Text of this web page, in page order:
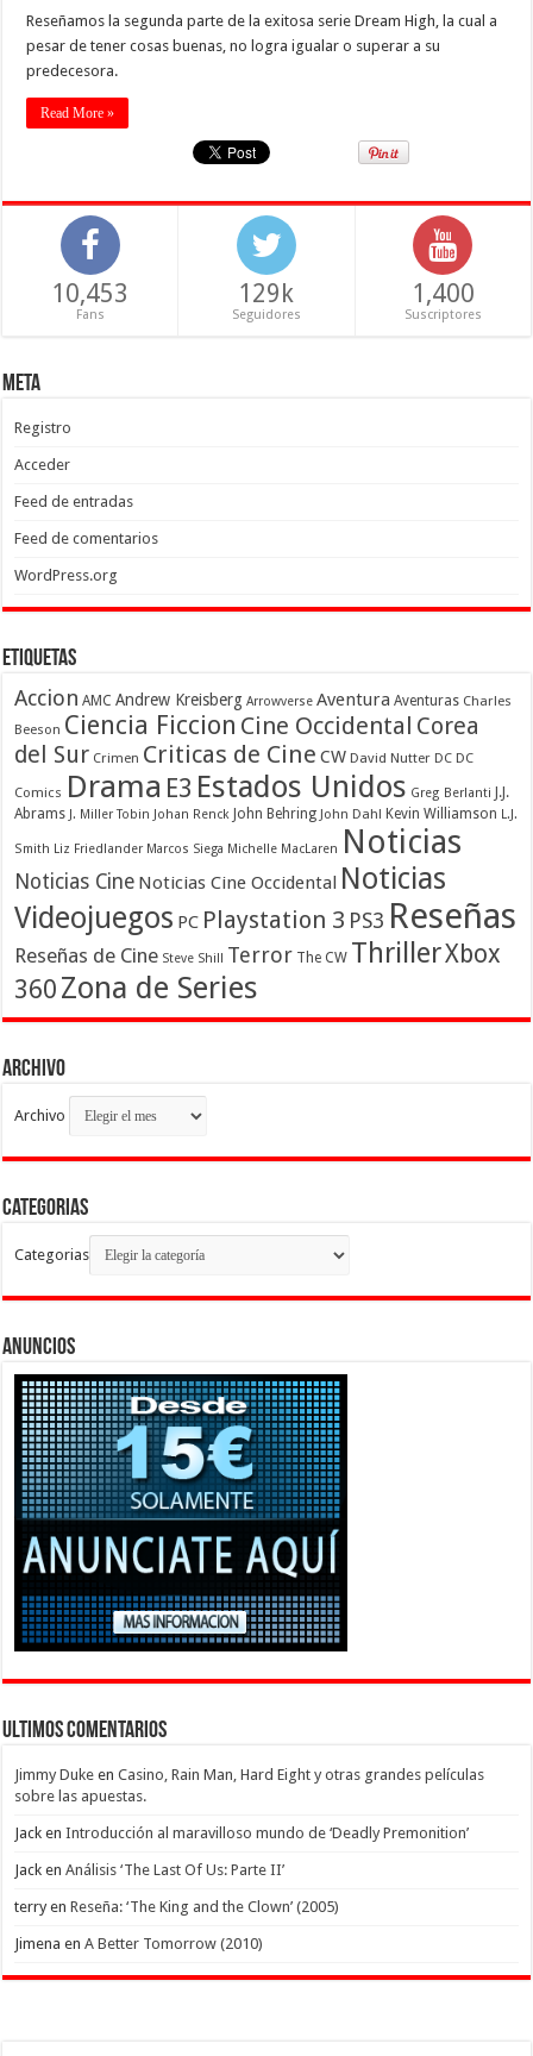
Reseñamos la segunda parte de la exitosa serie Dream High, la cual a
pesar de tener cosas buenas, no logra igualar o superar a su
predecesora.
Read More »
10,453
Fans
129k
Seguidores
1,400
Suscriptores
Meta
Registro
Acceder
Feed de entradas
Feed de comentarios
WordPress.org
Etiquetas
Accion AMC Andrew Kreisberg Arrowverse Aventura Aventuras Charles
Beeson Ciencia Ficcion Cine Occidental Corea
del Sur Crimen Criticas de Cine CW David Nutter DC DC
Comics Drama E3 Estados Unidos Greg Berlanti J.J.
Abrams J. Miller Tobin Johan Renck John Behring John Dahl Kevin Williamson L.J.
Smith Liz Friedlander Marcos Siega Michelle MacLaren Noticias
Noticias Cine Noticias Cine Occidental Noticias
Videojuegos PC Playstation 3 PS3 Reseñas
Reseñas de Cine Steve Shill Terror The CW ThrillerXbox
360 Zona de Series
Archivo
Archivo
Categorias
Categorias
Anuncios
Ultimos Comentarios
Jimmy Duke enCasino, Rain Man, Hard Eight y otras grandes películas
sobre las apuestas.
Jack enIntroducción al maravilloso mundo de ‘Deadly Premonition’
Jack enAnálisis ‘The Last Of Us: Parte II’
terryenReseña: ‘The King and the Clown’ (2005)
Jimena enA Better Tomorrow (2010)